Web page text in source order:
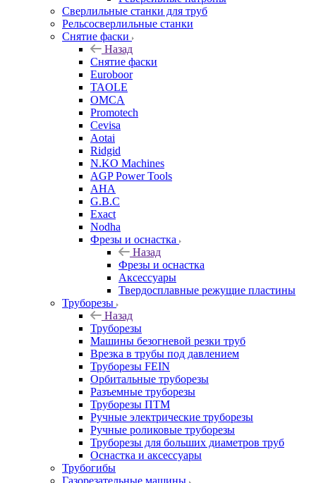
Сверлильные станки для труб
Рельсосверлильные станки
Снятие фаски
Назад
Снятие фаски
Euroboor
TAOLE
OMCA
Promotech
Cevisa
Aotai
Ridgid
N.KO Machines
AGP Power Tools
AHA
G.B.C
Exact
Nodha
Фрезы и оснастка
Назад
Фрезы и оснастка
Аксессуары
Твердосплавные режущие пластины
Труборезы
Назад
Труборезы
Машины безогневой резки труб
Врезка в трубы под давлением
Труборезы FEIN
Орбитальные труборезы
Разъемные труборезы
Труборезы ПТМ
Ручные электрические труборезы
Ручные роликовые труборезы
Труборезы для больших диаметров труб
Оснастка и аксессуары
Трубогибы
Газорезательные машины